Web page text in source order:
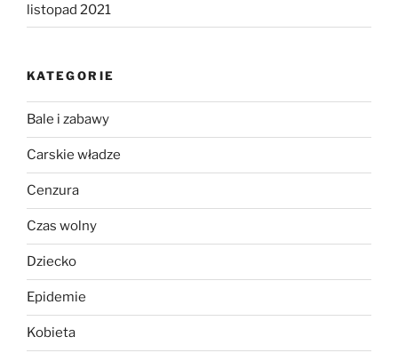
listopad 2021
KATEGORIE
Bale i zabawy
Carskie władze
Cenzura
Czas wolny
Dziecko
Epidemie
Kobieta